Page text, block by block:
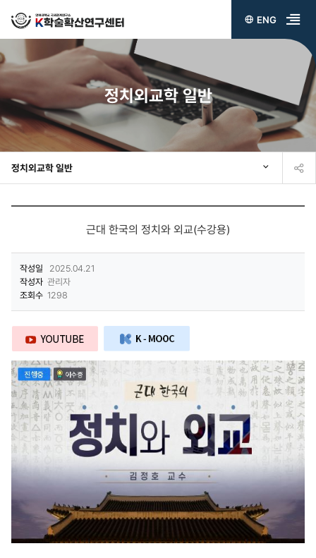
ENG
전
뉴
열
기
정치외교학 일반
정치외교학 일반
근대 한국의 정치와 외교(수강용)
작성일
2025.04.21
작성자 관리자
조회수 1298